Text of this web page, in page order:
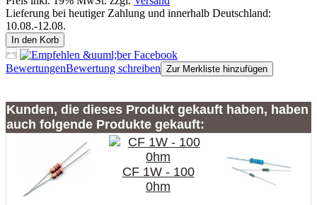
Lieferung bei heutiger Zahlung und innerhalb Deutschland:
10.08.-12.08.
In den Korb
BewertungenBewertung schreiben Zur Merkliste hinzufügen
Kunden, die dieses Produkt gekauft haben, haben
auch folgende Produkte gekauft:
CF 1W - 100
0hm